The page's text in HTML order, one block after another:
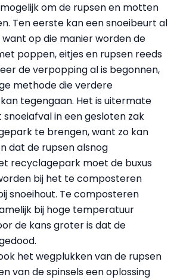
om de rupsen en motten
Ten eerste kan een snoeibeurt al
op die manier worden de
poppen, eitjes en rupsen reeds
de verpopping al is begonnen,
methode die verdere
tegengaan. Het is uitermate
in een gesloten zak
te brengen, want zo kan
dat de rupsen alsnog
recyclagepark moet de buxus
bij het te composteren
snoeihout. Te composteren
bij hoge temperatuur
de kans groter is dat de
het wegplukken van de rupsen
van de spinsels een oplossing